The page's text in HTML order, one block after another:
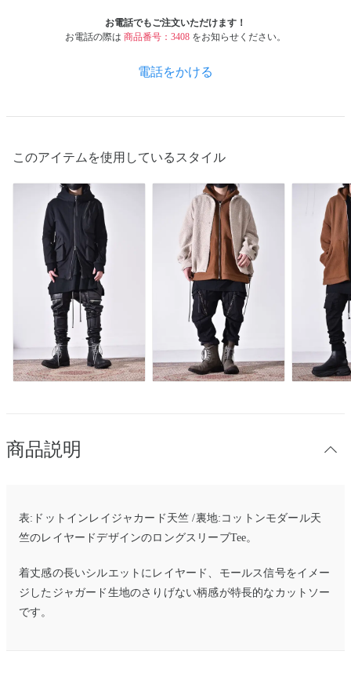
お電話でもご注文いただけます！
お電話の際は 商品番号：3408 をお知らせください。
電話をかける
このアイテムを使用しているスタイル
商品説明
表:ドットインレイジャカード天竺 /裏地:コットンモダール天
竺のレイヤードデザインのロングスリーブTee。
着丈感の長いシルエットにレイヤード、モールス信号をイメー
ジしたジャガード生地のさりげない柄感が特長的なカットソー
です。